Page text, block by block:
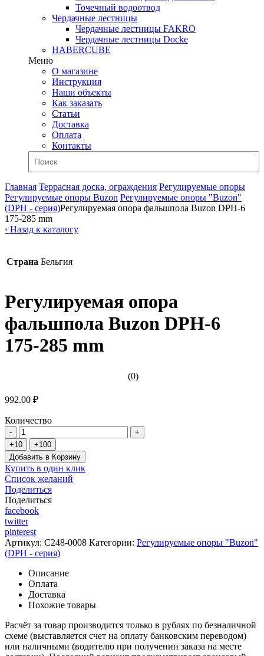
Точечный водоотвод
Чердачные лестницы
Чердачные лестницы FAKRO
Чердачные лестницы Docke
HABERCUBE
Меню
О магазине
Инструкция
Наши объекты
Как заказать
Статьи
Доставка
Оплата
Контакты
Главная Террасная доска, ограждения Регулируемые опоры
Регулируемые опоры Buzon Регулируемые опоры "Buzon"
(DPH - серия)Регулируемая опора фальшпола Buzon DPH-6
175-285 mm
‹ Назад к каталогу
Страна Бельгия
Регулируемая опора
фальшпола Buzon DPH-6
175-285 mm
(0)
992.00 ₽
Количество
Добавить в Корзину
Купить в один клик
Список желаний
Поделиться
Поделиться
facebook
twitter
pinterest
Артикул: C248-0008 Категории: Регулируемые опоры "Buzon"
(DPH - серия)
Описание
Оплата
Доставка
Похожие товары
Расчёт за товар производится только в рублях по безналичной
схеме (выставляется счет на оплату банковским переводом)
или наличными (водителю при получении заказа на месте